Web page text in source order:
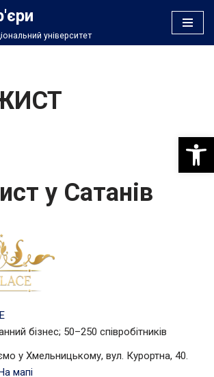
університет
у Сатанів
бізнес; 50–250 співробітників
у Хмельницькому, вул. Курортна, 40.
мапі